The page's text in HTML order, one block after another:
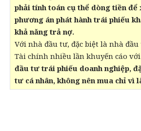
phải tính toán cụ thể dòng tiền
phương án phát hành trái phiếu
khả năng trả nợ.
Với nhà đầu tư, đặc biệt là nhà đầu
Tài chính nhiều lần khuyến cáo
đầu tư trái phiếu doanh nghiệp,
tư cá nhân, không nên mua chỉ vì